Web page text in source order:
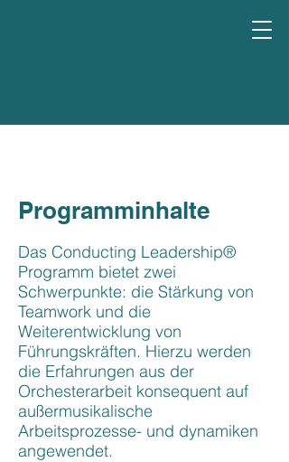
Programminhalte
Das Conducting Leadership®
Programm bietet zwei
Schwerpunkte: die Stärkung von
Teamwork und die
Weiterentwicklung von
Führungskräften. Hierzu werden
die Erfahrungen aus der
Orchesterarbeit konsequent auf
außermusikalische
Arbeitsprozesse- und dynamiken
angewendet.